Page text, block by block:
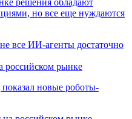
решения обладают
но все еще нуждаются
российском рынке
новые роботы-